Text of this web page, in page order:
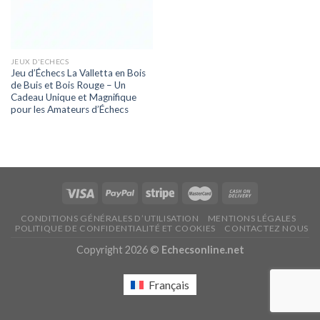
JEUX D'ECHECS
Jeu d’Échecs La Valletta en Bois
de Buis et Bois Rouge – Un
Cadeau Unique et Magnifique
pour les Amateurs d’Échecs
CONDITIONS GÉNÉRALES D’UTILISATION
MENTIONS LÉGALES
POLITIQUE DE CONFIDENTIALITÉ ET COOKIES
CONTACTEZ NOUS
Copyright 2026 © Echecsonline.net
Français